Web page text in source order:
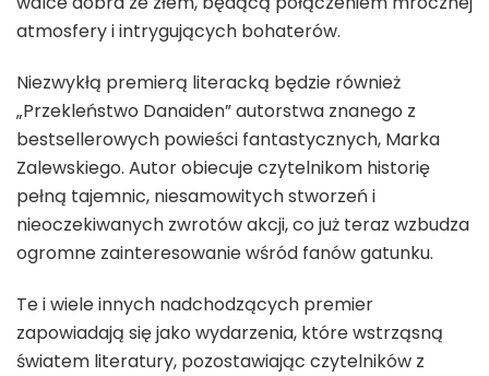
atmosfery i intrygujących bohaterów.
Niezwykłą premierą literacką będzie również
„Przekleństwo Danaiden” autorstwa znanego z
bestsellerowych powieści fantastycznych, Marka
Zalewskiego. Autor obiecuje czytelnikom historię
pełną tajemnic, niesamowitych stworzeń i
nieoczekiwanych zwrotów akcji, co już teraz wzbudza
ogromne zainteresowanie wśród fanów gatunku.
Te i wiele innych nadchodzących premier
zapowiadają się jako wydarzenia, które wstrząsną
światem literatury, pozostawiając czytelników z